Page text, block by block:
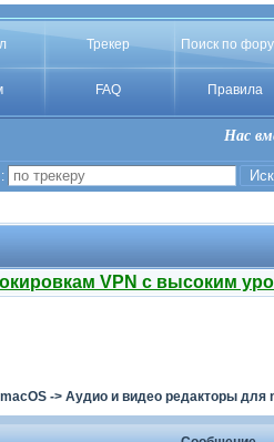
Трекер Поиск по
FAQ Правила
Нас
VPN с высоким
-> Аудио и видео редакторы для